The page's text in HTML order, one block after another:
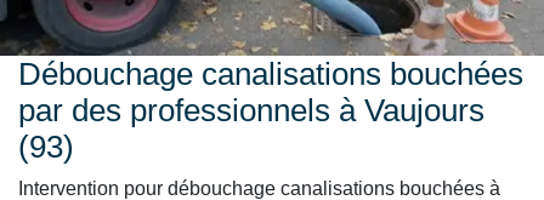
Débouchage canalisations bouchées
par des professionnels à Vaujours
(93)
Intervention pour débouchage canalisations bouchées à